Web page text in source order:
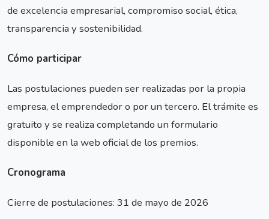
de excelencia empresarial, compromiso social, ética,
transparencia y sostenibilidad.
Cómo participar
Las postulaciones pueden ser realizadas por la propia
empresa, el emprendedor o por un tercero. El trámite es
gratuito y se realiza completando un formulario
disponible en la web oficial de los premios.
Cronograma
Cierre de postulaciones: 31 de mayo de 2026